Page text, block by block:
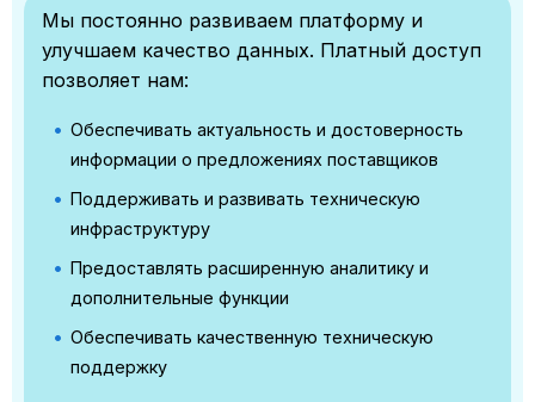
Мы постоянно развиваем платформу и
улучшаем качество данных. Платный доступ
позволяет нам:
Обеспечивать актуальность и достоверность
информации о предложениях поставщиков
Поддерживать и развивать техническую
инфраструктуру
Предоставлять расширенную аналитику и
дополнительные функции
Обеспечивать качественную техническую
поддержку